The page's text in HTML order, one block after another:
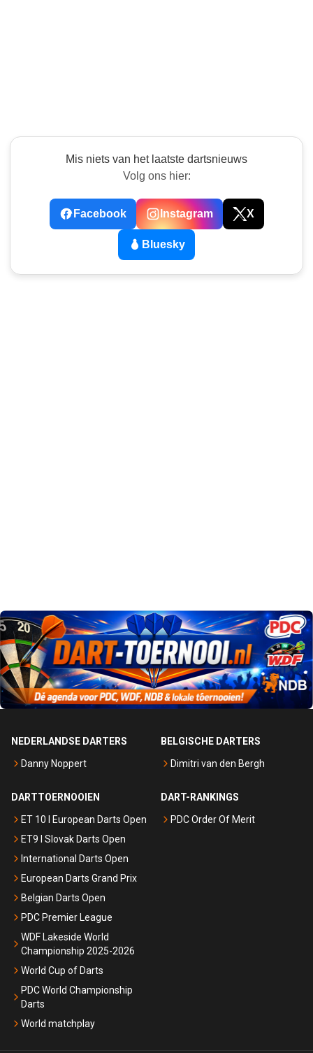
Mis niets van het laatste dartsnieuws
Volg ons hier:
Facebook Instagram X
Bluesky
NEDERLANDSE DARTERS
Danny Noppert
BELGISCHE DARTERS
Dimitri van den Bergh
DARTTOERNOOIEN
ET 10 I European Darts Open
ET9 I Slovak Darts Open
International Darts Open
European Darts Grand Prix
Belgian Darts Open
PDC Premier League
WDF Lakeside World
Championship 2025-2026
World Cup of Darts
PDC World Championship
Darts
World matchplay
DART-RANKINGS
PDC Order Of Merit